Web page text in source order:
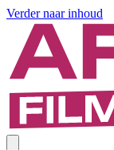
Verder naar inhoud